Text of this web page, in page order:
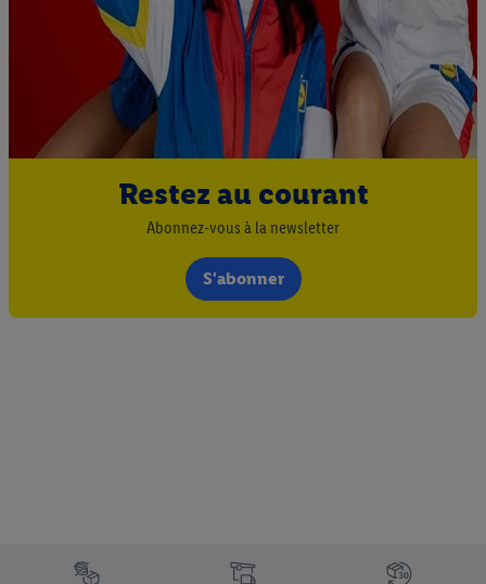
Restez au courant
Abonnez-vous à la newsletter
S'abonner
Élément du pied de page avec les différents arguments de